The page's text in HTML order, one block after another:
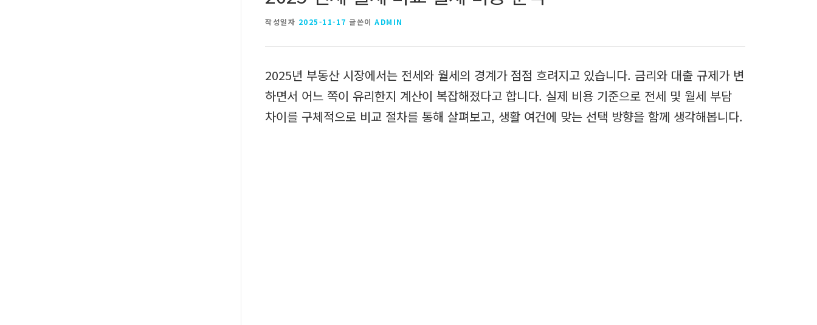
작성일자 2025-11-17 글쓴이 ADMIN
2025년 부동산 시장에서는 전세와 월세의 경계가 점점 흐려지고 있습니다. 금리와 대출 규제가 변
하면서 어느 쪽이 유리한지 계산이 복잡해졌다고 합니다. 실제 비용 기준으로 전세 및 월세 부담
차이를 구체적으로 비교 절차를 통해 살펴보고, 생활 여건에 맞는 선택 방향을 함께 생각해봅니다.